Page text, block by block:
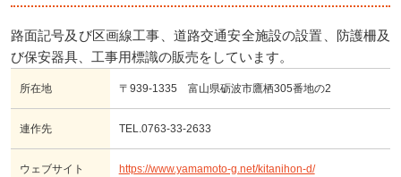
路面記号及び区画線工事、道路交通安全施設の設置、防護柵及
び保安器具、工事用標識の販売をしています。
所在地 〒939-1335 富山県砺波市鷹栖305番地の2
連作先 TEL.0763-33-2633
ウェブサイト https://www.yamamoto-g.net/kitanihon-d/